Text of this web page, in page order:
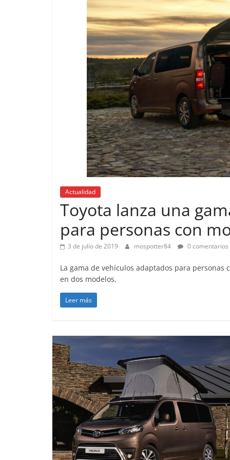
Actualidad
Toyota lanza una
para personas con
3 de julio de 2019 mospotter84 0 comentarios
La gama de vehículos adaptados para
en dos modelos,
Leer más